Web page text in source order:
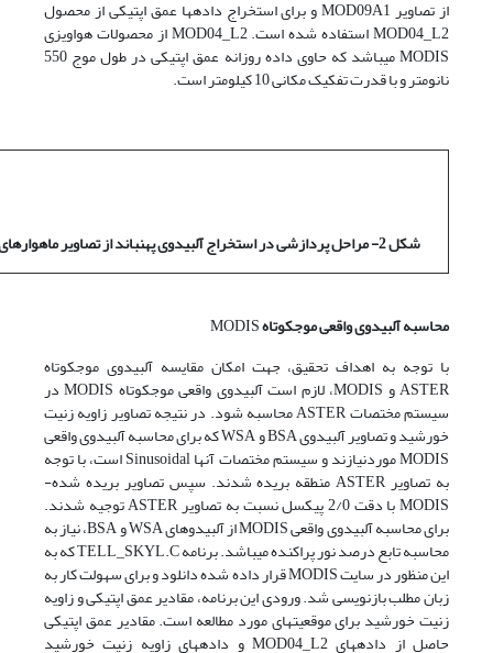
از تصاویر MOD09A1 و برای استخراج داده­ها عمق اپتیکی از محصول
MOD04_L2 استفاده شده است. MOD04_L2 از محصولات هواویزی
MODIS می­باشد که حاوی داده­ روزانه عمق اپتیکی در طول موج 550
نانومتر و با قدرت تفکیک مکانی 10 کیلومتر است.
شکل 2- مراحل پردازشی در استخراج آلبیدوی پهن­باند از تصاویر ماهواره­ای چندطیفی (
محاسبه­ آلبیدوی واقعی موج­کوتاهMODIS
با توجه به اهداف تحقیق، جهت امکان مقایسه­ آلبیدوی موج­کوتاه
ASTER و MODIS، لازم است آلبیدوی واقعی موج­کوتاه MODIS در
سیستم مختصات ASTER محاسبه شود. در نتیجه تصاویر زاویه زنیت
خورشید و تصاویر آلبیدوی BSA و WSA که برای محاسبه آلبیدوی واقعی
MODIS موردنیازند و سیستم مختصات آنها Sinusoidal است، با توجه
به تصاویر ASTER منطقه بریده شدند. سپس تصاویر بریده شده­
MODIS با دقت 2/0 پیکسل نسبت به تصاویر ASTER توجیه شدند.
برای محاسبه آلبیدوی واقعی MODIS از آلبیدوهای WSA و BSA، نیاز به
محاسبه­ تابع درصد نور پراکنده می­باشد. برنامه TELL_SKYL.C که به
این منظور در سایت MODIS قرار داده شده دانلود و برای سهولت کار به
زبان مطلب بازنویسی شد. ورودی این برنامه، مقادیر عمق اپتیکی و زاویه
زنیت خورشید برای موقعیت­های مورد مطالعه است. مقادیر عمق اپتیکی
حاصل از داده­های MOD04_L2 و داده­های زاویه زنیت خورشید